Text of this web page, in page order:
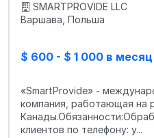
SMARTPROVIDE LLC
Варшава, Польша
$ 600 - $ 1 000 в месяц
«SmartProvide» -
компания, работающая на
клиентов по телефону: у...